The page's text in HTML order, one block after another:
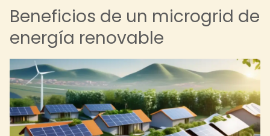
Beneficios de un microgrid de
energía renovable